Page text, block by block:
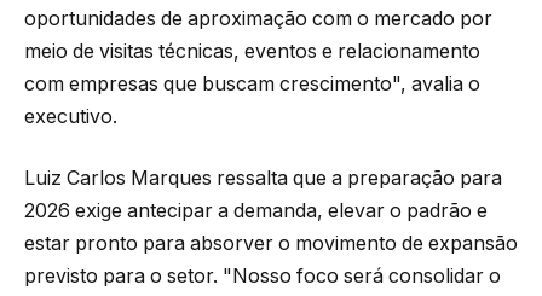
oportunidades de aproximação com o mercado por
meio de visitas técnicas, eventos e relacionamento
com empresas que buscam crescimento", avalia o
executivo.
Luiz Carlos Marques ressalta que a preparação para
2026 exige antecipar a demanda, elevar o padrão e
estar pronto para absorver o movimento de expansão
previsto para o setor. "Nosso foco será consolidar o